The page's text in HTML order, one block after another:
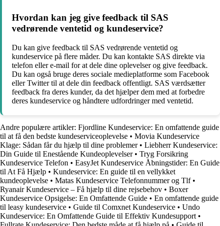
Hvordan kan jeg give feedback til SAS
vedrørende ventetid og kundeservice?
Du kan give feedback til SAS vedrørende ventetid og
kundeservice på flere måder. Du kan kontakte SAS direkte via
telefon eller e-mail for at dele dine oplevelser og give feedback.
Du kan også bruge deres sociale medieplatforme som Facebook
eller Twitter til at dele din feedback offentligt. SAS værdsætter
feedback fra deres kunder, da det hjælper dem med at forbedre
deres kundeservice og håndtere udfordringer med ventetid.
Andre populære artikler: Fjordline Kundeservice: En omfattende guide
til at få den bedste kundeserviceoplevelse • Movia Kundeservice
Klage: Sådan får du hjælp til dine problemer• Liebherr Kundeservice:
Din Guide til Enestående Kundeoplevelser• Tryg Forsikring
Kundeservice Telefon • EasyJet Kundeservice Åbningstider: En Guide
til At Få Hjælp • Kundeservice: En guide til en vellykket
kundeoplevelse • Matas Kundeservice Telefonnummer og Tlf•
Ryanair Kundeservice – Få hjælp til dine rejsebehov • Boxer
Kundeservice Opsigelse: En Omfattende Guide • En omfattende guide
til leasy kundeservice • Guide til Comxnet Kundeservice • Undo
Kundeservice: En Omfattende Guide til Effektiv Kundesupport •